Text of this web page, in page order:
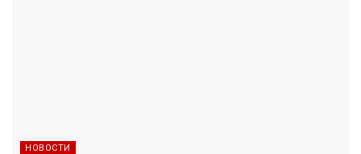
НОВОСТИ